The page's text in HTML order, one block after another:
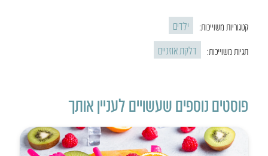
קטגוריות משוייכות: ילדים
תגיות משוייכות: דלקת אוזניים
פוסטים נוספים שעשויים לעניין אותך